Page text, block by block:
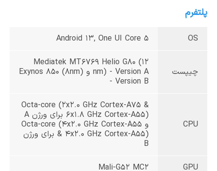
پلتفرم
OS
Android 13, One UI Core 5
چیپست
Mediatek MT6769 Helio G80 (12
nm) - Version A و Exynos 850 (8nm)
- Version B
CPU
Octa-core (2x2.0 GHz Cortex-A75 &
6x1.8 GHz Cortex-A55) برای ورژن A
و Octa-core (4x2.0 GHz Cortex-A55
& 4x2.0 GHz Cortex-A55) برای ورژن
B
GPU
Mali-G52 MC2